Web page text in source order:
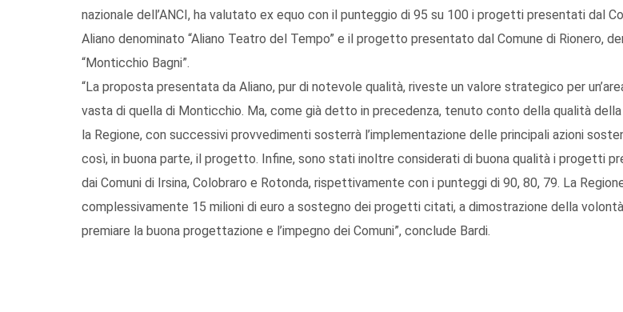
nazionale dell’ANCI, ha valutato ex equo con il punteggio di 95 su 100 i progetti presentati dal
Aliano denominato “Aliano Teatro del Tempo” e il progetto presentato dal Comune di Rionero,
“Monticchio Bagni”.
“La proposta presentata da Aliano, pur di notevole qualità, riveste un valore strategico per
vasta di quella di Monticchio. Ma, come già detto in precedenza, tenuto conto della qualità
la Regione, con successivi provvedimenti sosterrà l’implementazione delle principali azioni
così, in buona parte, il progetto. Infine, sono stati inoltre considerati di buona qualità i progetti
dai Comuni di Irsina, Colobraro e Rotonda, rispettivamente con i punteggi di 90, 80, 79. La
complessivamente 15 milioni di euro a sostegno dei progetti citati, a dimostrazione della
premiare la buona progettazione e l’impegno dei Comuni”, conclude Bardi.